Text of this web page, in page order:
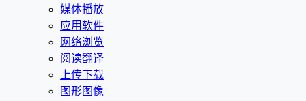
媒体播放
应用软件
网络浏览
阅读翻译
上传下载
图形图像